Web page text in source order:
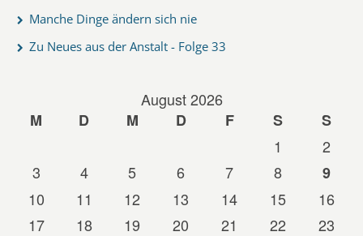
Manche Dinge ändern sich nie
Zu Neues aus der Anstalt - Folge 33
August 2026
M
D M D F S
S
1
2
3
4 5 6 7 8
9
10
11 12 13 14 15
16
17
18 19 20 21 22
23